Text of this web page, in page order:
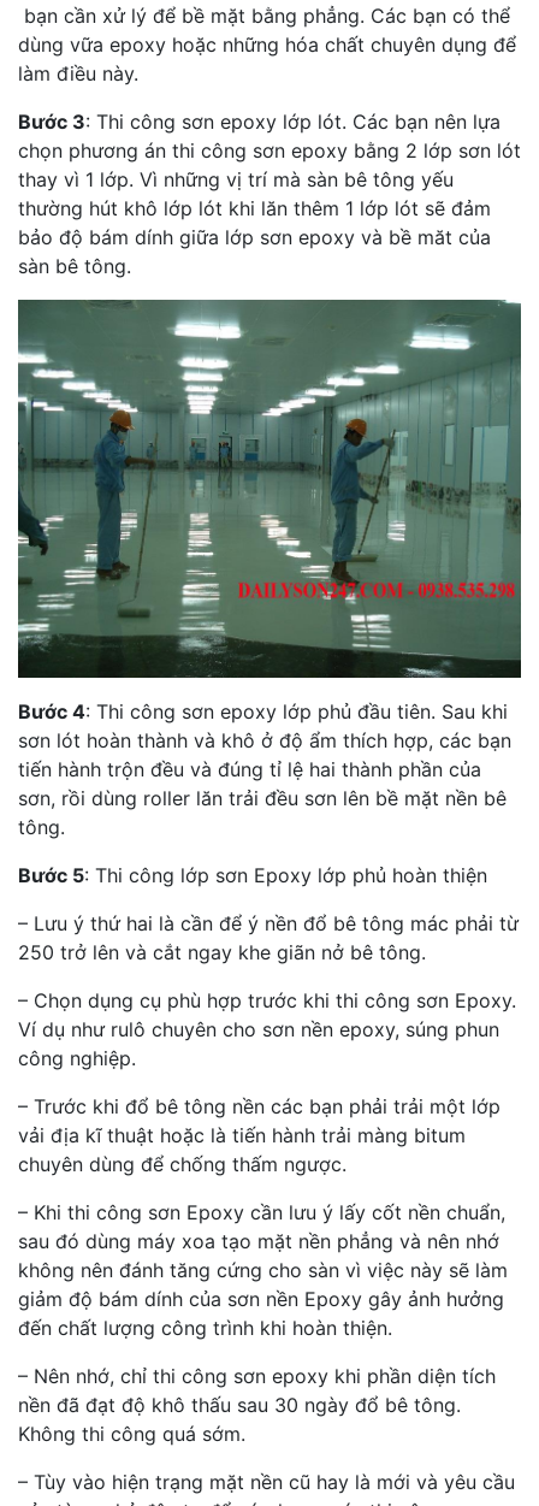
bạn cần xử lý để bề mặt bằng phẳng. Các bạn có thể
dùng vữa epoxy hoặc những hóa chất chuyên dụng để
làm điều này.
Bước 3: Thi công sơn epoxy lớp lót. Các bạn nên lựa
chọn phương án thi công sơn epoxy bằng 2 lớp sơn lót
thay vì 1 lớp. Vì những vị trí mà sàn bê tông yếu
thường hút khô lớp lót khi lăn thêm 1 lớp lót sẽ đảm
bảo độ bám dính giữa lớp sơn epoxy và bề măt của
sàn bê tông.
Bước 4: Thi công sơn epoxy lớp phủ đầu tiên. Sau khi
sơn lót hoàn thành và khô ở độ ẩm thích hợp, các bạn
tiến hành trộn đều và đúng tỉ lệ hai thành phần của
sơn, rồi dùng roller lăn trải đều sơn lên bề mặt nền bê
tông.
Bước 5: Thi công lớp sơn Epoxy lớp phủ hoàn thiện
– Lưu ý thứ hai là cần để ý nền đổ bê tông mác phải từ
250 trở lên và cắt ngay khe giãn nở bê tông.
– Chọn dụng cụ phù hợp trước khi thi công sơn Epoxy.
Ví dụ như rulô chuyên cho sơn nền epoxy, súng phun
công nghiệp.
– Trước khi đổ bê tông nền các bạn phải trải một lớp
vải địa kĩ thuật hoặc là tiến hành trải màng bitum
chuyên dùng để chống thấm ngược.
– Khi thi công sơn Epoxy cần lưu ý lấy cốt nền chuẩn,
sau đó dùng máy xoa tạo mặt nền phẳng và nên nhớ
không nên đánh tăng cứng cho sàn vì việc này sẽ làm
giảm độ bám dính của sơn nền Epoxy gây ảnh hưởng
đến chất lượng công trình khi hoàn thiện.
– Nên nhớ, chỉ thi công sơn epoxy khi phần diện tích
nền đã đạt độ khô thấu sau 30 ngày đổ bê tông.
Không thi công quá sớm.
– Tùy vào hiện trạng mặt nền cũ hay là mới và yêu cầu